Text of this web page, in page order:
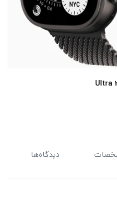
دیدگاه‌ها